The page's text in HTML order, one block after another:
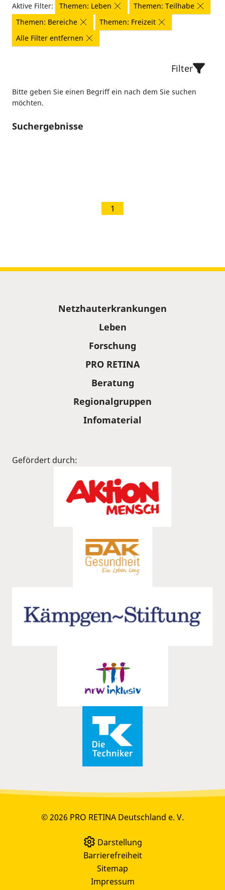
Aktive Filter: Themen: Leben
Themen: Teilhabe
Themen: Bereiche
Themen: Freizeit
Alle Filter entfernen
Filter
Bitte geben Sie einen Begriff ein nach dem Sie suchen
möchten.
Suchergebnisse
1
Netzhauterkrankungen
Leben
Forschung
PRO RETINA
Beratung
Regionalgruppen
Infomaterial
Gefördert durch:
© 2026 PRO RETINA Deutschland e. V.
Darstellung
Barrierefreiheit
Sitemap
Impressum